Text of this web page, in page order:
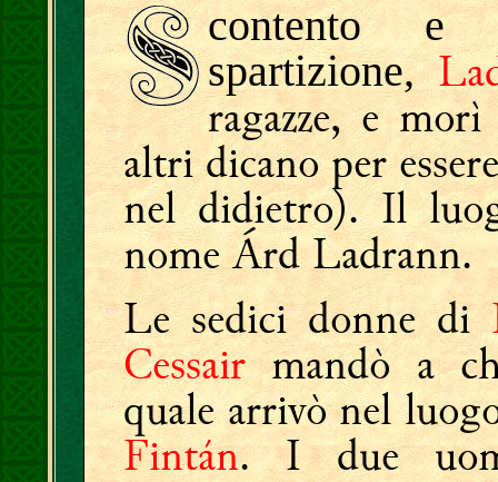
contento e
spartizione,
ragazze, e morì
altri dicano per
nel didietro). Il
nome Árd Ladrann.
Le sedici donne di
Cessairmandò a
quale arrivò nel
Fintán. I due